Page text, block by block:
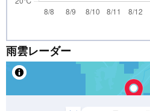
雨雲レーダー